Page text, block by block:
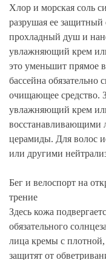
Хлор и морская соль
разрушая ее
прохладный душ и
увлажняющий крем
это уменьшит прямое
бассейна обязательно
очищающее средство.
увлажняющий крем
восстанавливающими
церамиды. Для волос
или другими
Бег и велоспорт на
трение
Здесь кожа
обязательного
лица кремы с
защитят от